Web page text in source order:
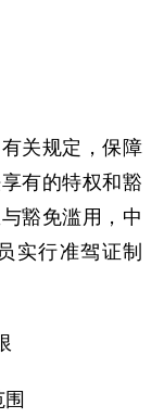
关规定，保障
有的特权和豁
豁免滥用，中
实行准驾证制